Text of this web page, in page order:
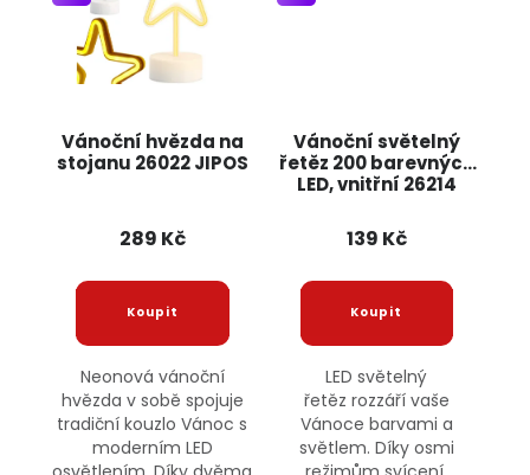
Vánoční hvězda na
stojanu 26022 JIPOS
289 Kč
Neonová vánoční
hvězda v sobě spojuje
tradiční kouzlo Vánoc s
moderním LED
Vánoční světelný
řetěz 200 barevných
LED, vnitřní 26214
139 Kč
LED světelný
řetěz rozzáří vaše
Vánoce barvami a
světlem. Díky osmi